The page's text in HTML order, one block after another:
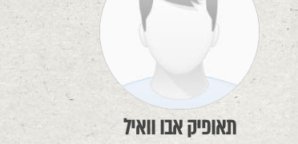
תאופיק אבו וואיל